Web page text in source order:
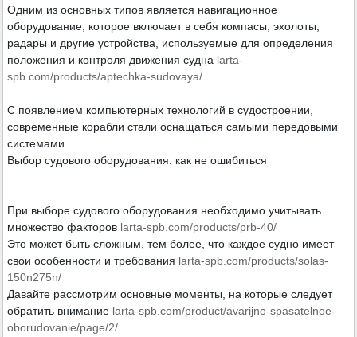
Одним из основных типов является навигационное
оборудование, которое включает в себя компасы, эхолоты,
радары и другие устройства, используемые для определения
положения и контроля движения судна larta-
spb.com/products/aptechka-sudovaya/
С появлением компьютерных технологий в судостроении,
современные корабли стали оснащаться самыми передовыми
системами
Выбор судового оборудования: как не ошибиться
При выборе судового оборудования необходимо учитывать
множество факторов larta-spb.com/products/prb-40/
Это может быть сложным, тем более, что каждое судно имеет
свои особенности и требования larta-spb.com/products/solas-
150n275n/
Давайте рассмотрим основные моменты, на которые следует
обратить внимание larta-spb.com/product/avarijno-spasatelnoe-
oborudovanie/page/2/